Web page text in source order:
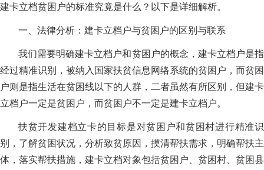
建卡立档贫困户的标准究竟是什么？以下是详细解析。
一、法律分析：建卡立档户与贫困户的区别与联系
我们需要明确建卡立档户和贫困户的概念，建卡立档户是指
经过精准识别，被纳入国家扶贫信息网络系统的贫困户，而贫困
户则是指生活在贫困线以下的人群，二者虽然有所区别，但建卡
立档户一定是贫困户，而贫困户不一定是建卡立档户。
扶贫开发建档立卡的目标是对贫困户和贫困村进行精准识
别，了解贫困状况，分析致贫原因，摸清帮扶需求，明确帮扶主
体，落实帮扶措施，建卡立档对象包括贫困户、贫困村、贫困县